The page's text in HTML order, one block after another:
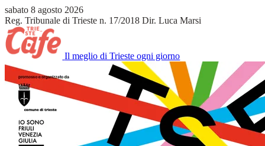
sabato 8 agosto 2026
Reg. Tribunale di Trieste n. 17/2018 Dir. Luca Marsi
Il meglio di Trieste ogni giorno